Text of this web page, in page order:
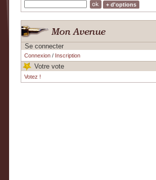
+ d'options
Se connecter
Connexion/ Inscription
Votre vote
Votez !